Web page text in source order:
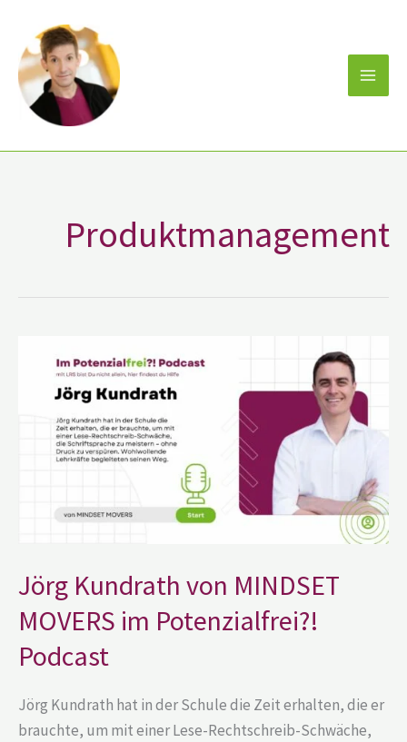
Inhalt
springen
Produktmanagement
Jörg Kundrath von MINDSET
MOVERS im Potenzialfrei?!
Podcast
Jörg Kundrath hat in der Schule die Zeit erhalten, die er
brauchte, um mit einer Lese-Rechtschreib-Schwäche,
Kundrath
von
MINDSET
MOVERS
Potenzialfrei?!
Podcast